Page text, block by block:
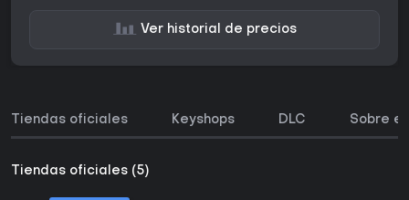
Ver historial de precios
Tiendas oficiales Keyshops DLC Sobre
Tiendas oficiales (5)